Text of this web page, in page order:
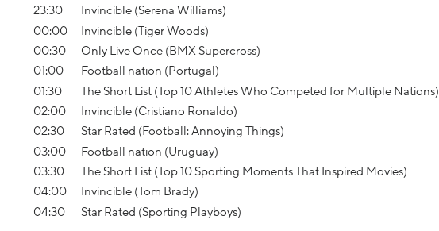
23:30
Invincible (Serena Williams)
00:00
Invincible (Tiger Woods)
00:30
Only Live Once (BMX Supercross)
01:00
Football nation (Portugal)
01:30
The Short List (Top 10 Athletes Who Competed for Multiple Nations)
02:00
Invincible (Cristiano Ronaldo)
02:30
Star Rated (Football: Annoying Things)
03:00
Football nation (Uruguay)
03:30
The Short List (Top 10 Sporting Moments That Inspired Movies)
04:00
Invincible (Tom Brady)
04:30
Star Rated (Sporting Playboys)